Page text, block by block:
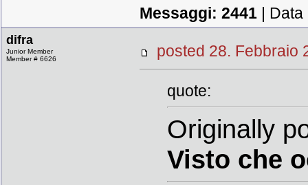
Messaggi: 2441 |
difra
Junior Member
Member # 6626
posted 28.
quote:
Originally
Visto che